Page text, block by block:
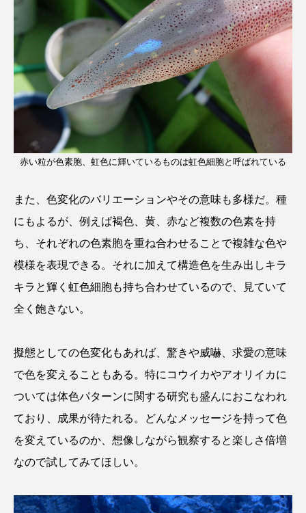
赤い粒が色素胞、虹色に輝いているものは虹色細胞と呼ばれている
また、色変化のバリエーションやその意味も多様だ。種
にもよるが、例えば褐色、黄、赤など複数の色素を持
ち、それぞれの色素胞を重ね合わせることで複雑な色や
模様を表現できる。それに加えて構造色を生み出しキラ
キラと輝く虹色細胞も持ち合わせているので、見ていて
全く飽きない。
擬態としての色変化もあれば、驚きや威嚇、求愛の意味
で色を変えることもある。特にコウイカやアオリイカに
ついては体色パターンに関する研究も盛んにおこなわれ
ており、成果が待たれる。どんなメッセージを持って色
を変えているのか、想像しながら観察すると楽しさ倍増
なので試してみてほしい。